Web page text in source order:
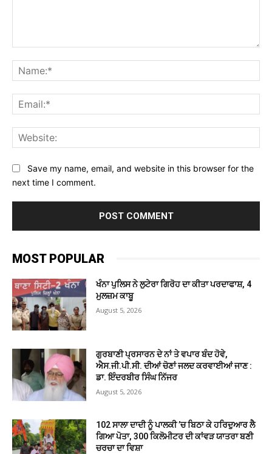
Save my name, email, and website in this browser for the
next time I comment.
MOST POPULAR
ਖੰਨਾ ਪੁਲਿਸ ਨੇ ਲੁਟੇਰਾ ਗਿਰੋਹ ਦਾ ਕੀਤਾ ਪਰਦਾਫਾਸ਼, 4
ਮੁਲਜ਼ਮ ਕਾਬੂ
August 5, 2026
ਗੁਰਬਾਣੀ ਪ੍ਰਸਾਰਨ ਦੇ ਨਾਂ ਤੇ ਵਪਾਰ ਬੰਦ ਹੋਵੇ,
ਐਸ.ਜੀ.ਪੀ.ਸੀ. ਦੀਆਂ ਚੋਣਾਂ ਜਲਦ ਕਰਵਾਈਆਂ ਜਾਣ :
ਡਾ. ਇੰਦਰਬੀਰ ਸਿੰਘ ਨਿੱਜਰ
August 5, 2026
102 ਸਾਲਾ ਦਾਦੀ ਨੂੰ ਪਾਲਕੀ ’ਚ ਬਿਠਾ ਕੇ ਹਰਿਦੁਆਰ ਲੈ
ਗਿਆ ਪੋਤਾ, 300 ਕਿਲੋਮੀਟਰ ਦੀ ਕਾਂਵੜ ਯਾਤਰਾ ਬਣੀ
ਚਰਚਾ ਦਾ ਵਿਸ਼ਾ